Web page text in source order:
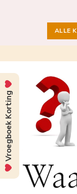
ALLE
Vroegboek Korting